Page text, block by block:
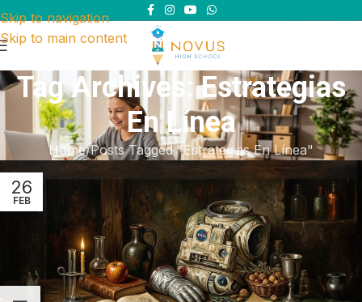
Skip to navigation
Skip to main content
Tag Archives: Estrategias
En Línea
Home Posts Tagged "Estrategias En Línea"
26
FEB